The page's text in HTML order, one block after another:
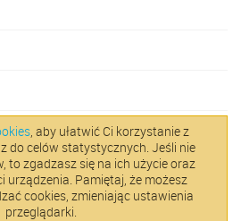
, aby ułatwić Ci korzystanie z
do celów statystycznych. Jeśli nie
to zgadzasz się na ich użycie oraz
urządzenia. Pamiętaj, że możesz
cookies, zmieniając ustawienia
przeglądarki.